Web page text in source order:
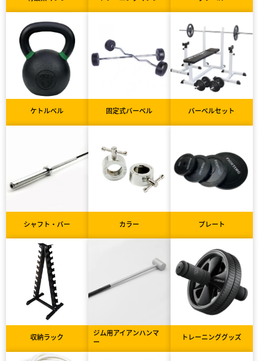
ケトルベル 固定式バーベル バーベルセット
シャフト・バー カラー プレート
収納ラック
ジム用アイアンハンマ
ー
トレーニンググッズ